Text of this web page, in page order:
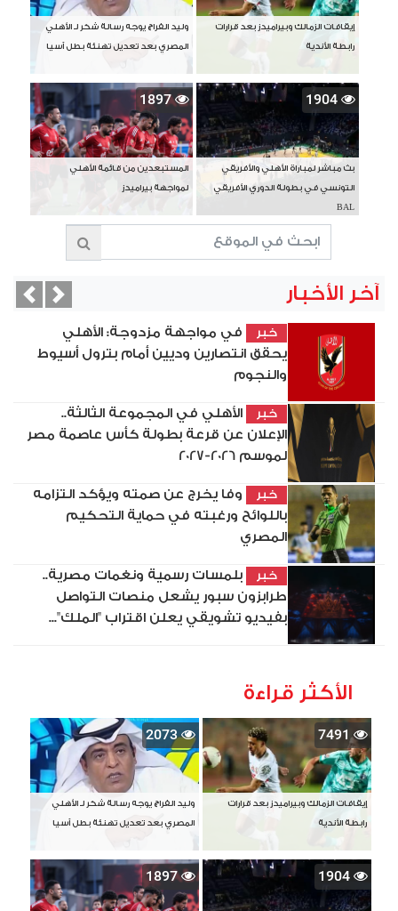
إيقافات الزمالك وبيراميدز بعد قرارات
رابطة الأندية
وليد الفراج يوجه رسالة شكر لـ الأهلي
المصري بعد تعديل تهنئة بطل آسيا
1904
بث مباشر لمباراة الأهلي والأفريقي
التونسي في بطولة الدوري الأفريقي
BAL
1897
المستبعدين من قائمة الأهلي
لمواجهة بيراميدز
آخر الأخبار
خبر
في مواجهة مزدوجة: الأهلي
يحقق انتصارين وديين أمام بترول أسيوط
والنجوم
خبر
الأهلي في المجموعة الثالثة..
الإعلان عن قرعة بطولة كأس عاصمة مصر
لموسم 2026-2027
خبر
وفا يخرج عن صمته ويؤكد التزامه
باللوائح ورغبته في حماية التحكيم
المصري
خبر
بلمسات رسمية ونغمات مصرية..
طرابزون سبور يشعل منصات التواصل
بفيديو تشويقي يعلن اقتراب "الملك"...
Next
الأكثر قراءة
7491
إيقافات الزمالك وبيراميدز بعد قرارات
رابطة الأندية
2073
وليد الفراج يوجه رسالة شكر لـ الأهلي
المصري بعد تعديل تهنئة بطل آسيا
1904
1897